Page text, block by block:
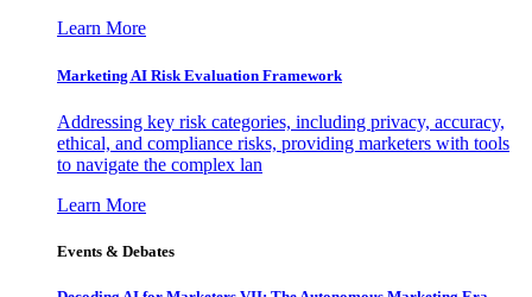
Learn More
Marketing AI Risk Evaluation Framework
Addressing key risk categories, including privacy, accuracy,
ethical, and compliance risks, providing marketers with tools
to navigate the complex lan
Learn More
Events & Debates